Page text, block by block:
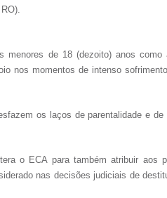
de 18 (dezoito) anos como
nos momentos de intenso
os laços de parentalidade e
o ECA para também atribuir aos
nas decisões judiciais de